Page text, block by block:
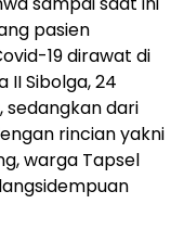
pasien
19 dirawat di
II Sibolga, 24
sedangkan dari
rincian yakni
warga Tapsel